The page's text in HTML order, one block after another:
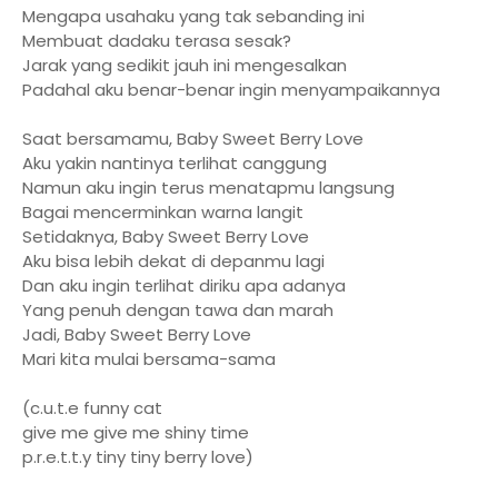
Mengapa usahaku yang tak sebanding ini
Membuat dadaku terasa sesak?
Jarak yang sedikit jauh ini mengesalkan
Padahal aku benar-benar ingin menyampaikannya
Saat bersamamu, Baby Sweet Berry Love
Aku yakin nantinya terlihat canggung
Namun aku ingin terus menatapmu langsung
Bagai mencerminkan warna langit
Setidaknya, Baby Sweet Berry Love
Aku bisa lebih dekat di depanmu lagi
Dan aku ingin terlihat diriku apa adanya
Yang penuh dengan tawa dan marah
Jadi, Baby Sweet Berry Love
Mari kita mulai bersama-sama
(c.u.t.e funny cat
give me give me shiny time
p.r.e.t.t.y tiny tiny berry love)